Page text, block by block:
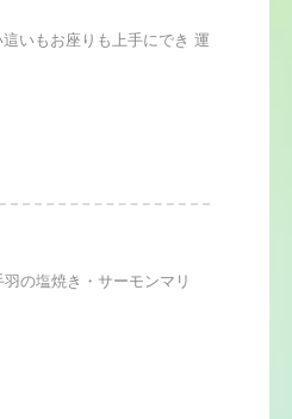
いもお座りも上手にでき 運
の塩焼き・サーモンマリ